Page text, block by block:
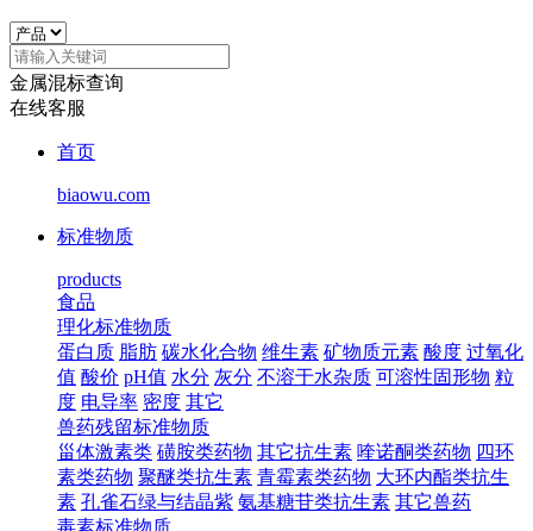
金属混标查询
在线客服
首页
biaowu.com
标准物质
products
食品
理化标准物质
蛋白质 脂肪 碳水化合物 维生素 矿物质元素 酸度 过氧化
值 酸价 pH值 水分 灰分 不溶于水杂质 可溶性固形物 粒
度 电导率 密度 其它
兽药残留标准物质
甾体激素类 磺胺类药物 其它抗生素 喹诺酮类药物 四环
素类药物 聚醚类抗生素 青霉素类药物 大环内酯类抗生
素 孔雀石绿与结晶紫 氨基糖苷类抗生素 其它兽药
毒素标准物质